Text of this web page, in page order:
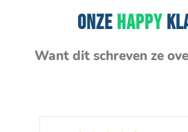
ONZEHAPPY
Want dit schreven ze